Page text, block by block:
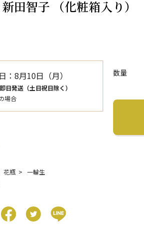
田智子 （化粧箱入り）
数量
： 8月10日（月）
日発送（土日祝日除く）
場合
花瓶
一輪生